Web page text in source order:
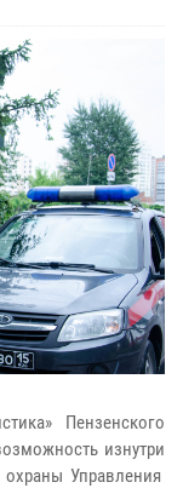
Пензенского
изнутри
Управления